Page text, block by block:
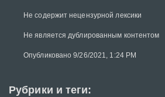
Не содержит нецензурной лексики
Не является дублированным контентом
Опубликовано 9/26/2021, 1:24 PM
Рубрики и теги: